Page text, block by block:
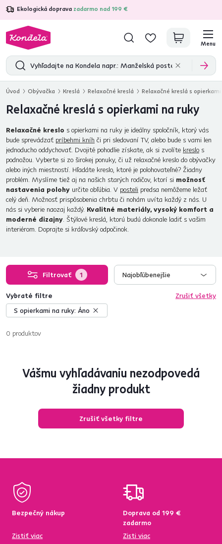
Ekologická doprava zadarmo nad 199 €
4,7 31 211overených produktových recenzií
Menu
Úvod Obývačka Kreslá Relaxačné kreslá Relaxačné kreslá s
Relaxačné kreslá s opierkami na ruky
Relaxačné kreslo s opierkami na ruky je ideálny spoločník, ktorý vás
bude sprevádzať príbehmi kníh či pri sledovaní TV, alebo bude s vami len
jednoducho oddychovať. Dvojité pohodlie získate, ak si zvolíte kreslo s
podnožou. Vyberte si zo širokej ponuky, či už relaxačné kreslo do obývačky
alebo iných miestností. Hľadáte kreslo, ktoré je polohovateľné? Žiadny
problém. Myslíme tiež aj na našich starých rodičov, ktorí si možnosť
nastavenia polohy určite obľúbia. V posteli predsa nemôžeme ležať
celý deň. Možnosť prispôsobenia chrbtu či nohám uvíta každý z nás. U
nás si vyberie naozaj každý. Kvalitné materiály, vysoký komfort a
moderné dizajny. Štýlové kreslá, ktorú budú dokonale ladiť s vašim
interiérom. Doprajte si kráľovský odpočinok.
Filtrovať 1 Najobľúbenejšie
Vybraté filtre
Zrušiť všetky
S opierkami na ruky: Áno
0 produktov
Vášmu vyhľadávaniu nezodpovedá
žiadny produkt
Zrušiť všetky filtre
Bezpečný nákup
Zistiť viac
Doprava od 199 €
zadarmo
Zisti viac